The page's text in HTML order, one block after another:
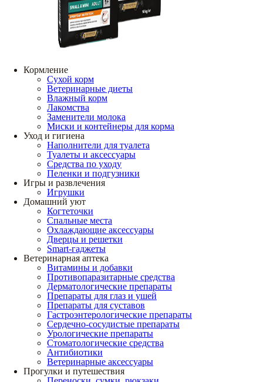
Кормление
Сухой корм
Ветеринарные диеты
Влажный корм
Лакомства
Заменители молока
Миски и контейнеры для корма
Уход и гигиена
Наполнители для туалета
Туалеты и аксессуары
Средства по уходу
Пеленки и подгузники
Игры и развлечения
Игрушки
Домашний уют
Когтеточки
Спальные места
Охлаждающие аксессуары
Дверцы и решетки
Smart-гаджеты
Ветеринарная аптека
Витамины и добавки
Противопаразитарные средства
Дерматологические препараты
Препараты для глаз и ушей
Препараты для суставов
Гастроэнтерологические препараты
Сердечно-сосудистые препараты
Урологические препараты
Стоматологические средства
Антибиотики
Ветеринарные аксессуары
Прогулки и путешествия